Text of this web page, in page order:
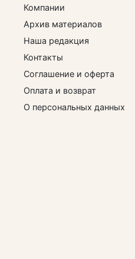
Компании
Архив материалов
Наша редакция
Контакты
Соглашение и оферта
Оплата и возврат
О персональных данных